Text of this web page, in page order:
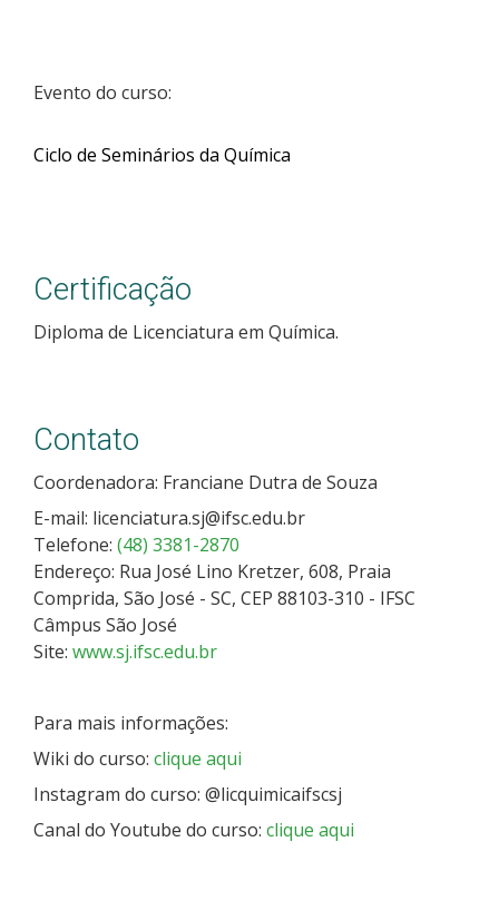
Evento do curso:
Ciclo de Seminários da Química
Certificação
Diploma de Licenciatura em Química.
Contato
Coordenadora: Franciane Dutra de Souza
E-mail: licenciatura.sj@ifsc.edu.br
Telefone: (48) 3381-2870
Endereço: Rua José Lino Kretzer, 608, Praia
Comprida, São José - SC, CEP 88103-310 - IFSC
Câmpus São José
Site: www.sj.ifsc.edu.br
Para mais informações:
Wiki do curso: clique aqui
Instagram do curso: @licquimicaifscsj
Canal do Youtube do curso: clique aqui